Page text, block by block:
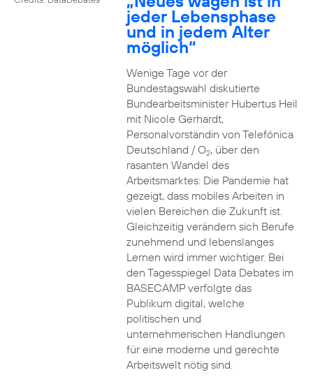
jeder Lebensphase
und in jedem Alter
möglich“
Wenige Tage vor der
Bundestagswahl diskutierte
Bundearbeitsminister Hubertus Heil
mit Nicole Gerhardt,
Personalvorständin von Telefónica
Deutschland / O2, über den
rasanten Wandel des
Arbeitsmarktes: Die Pandemie hat
gezeigt, dass mobiles Arbeiten in
vielen Bereichen die Zukunft ist.
Gleichzeitig verändern sich Berufe
zunehmend und lebenslanges
Lernen wird immer wichtiger. Bei
den Tagesspiegel Data Debates im
BASECAMP verfolgte das
Publikum digital, welche
politischen und
unternehmerischen Handlungen
für eine moderne und gerechte
Arbeitswelt nötig sind.